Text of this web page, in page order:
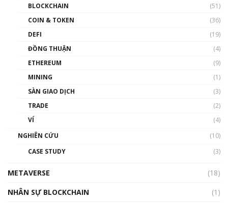
như thể nào?
00:39:31
Phổ cập Blockchain
thống & Crypto qua các cuộc chiến | Phổ cập
01:32:59
BLOCKCHAIN
(51)
COIN & TOKEN
(36)
DEFI
(19)
ĐỒNG THUẬN
(4)
ETHEREUM
(9)
MINING
(1)
SÀN GIAO DỊCH
(3)
TRADE
(2)
VÍ
(4)
NGHIÊN CỨU
(10)
CASE STUDY
(3)
METAVERSE
(18)
NHÂN SỰ BLOCKCHAIN
(1)